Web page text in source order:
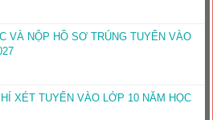
VÀ NỘP HỒ SƠ TRÚNG TUYỂN VÀO
XÉT TUYỂN VÀO LỚP 10 NĂM HỌC